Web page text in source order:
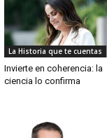
La Historia que te cuentas
Invierte en coherencia: la
ciencia lo confirma